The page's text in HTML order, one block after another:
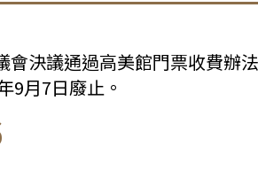
會決議通過高美館門票收費辦
9月7日廢止。